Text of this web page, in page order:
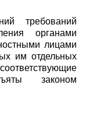
требований
органами
лицами
им отдельных
законом